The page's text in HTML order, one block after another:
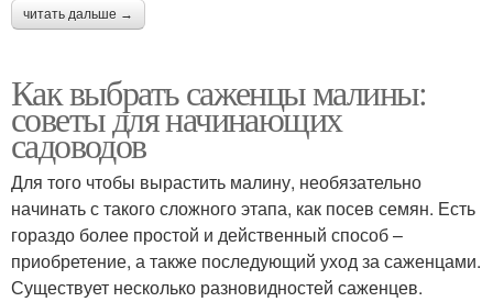
читать дальше →
Как выбрать саженцы малины:
советы для начинающих
садоводов
Для того чтобы вырастить малину, необязательно
начинать с такого сложного этапа, как посев семян. Есть
гораздо более простой и действенный способ –
приобретение, а также последующий уход за саженцами.
Существует несколько разновидностей саженцев.